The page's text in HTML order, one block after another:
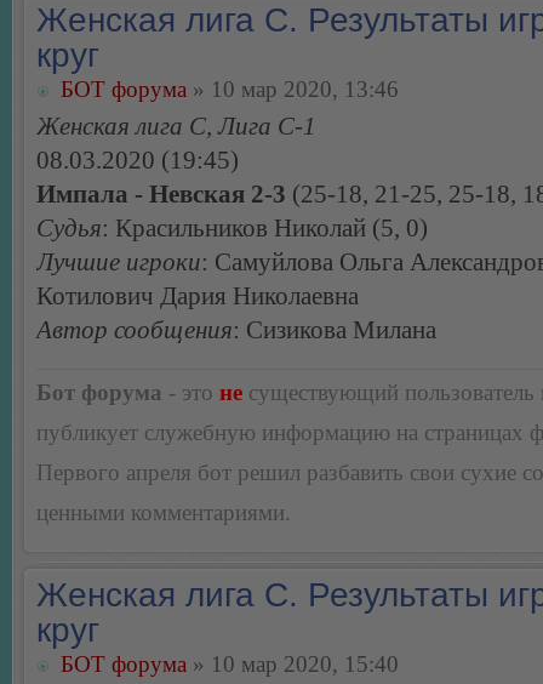
Женская лига С. Результаты
круг
БОТ форума » 10 мар 2020, 13:46
Женская лига С, Лига С-1
08.03.2020 (19:45)
Импала - Невская 2-3 (25-18, 21-25, 25-18,
Судья: Красильников Николай (5, 0)
Лучшие игроки: Самуйлова Ольга
Котилович Дария Николаевна
Автор сообщения: Сизикова Милана
Бот форума - это не существующий пользователь
публикует служебную информацию на страницах
Первого апреля бот решил разбавить свои сухие
ценными комментариями.
Женская лига С. Результаты
круг
БОТ форума » 10 мар 2020, 15:40